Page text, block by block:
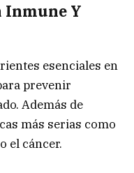
Inmune Y
esenciales en
prevenir
Además de
más serias como
el cáncer.